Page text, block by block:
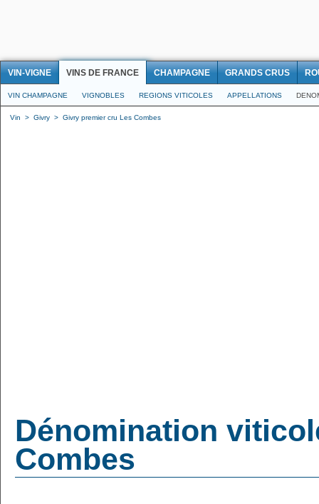
VIN-VIGNE VINS DE FRANCE CHAMPAGNE GRANDS CRUS
VIN CHAMPAGNE VIGNOBLES REGIONS VITICOLES APPELLATIONS
Vin > Givry > Givry premier cru Les Combes
Dénomination
Combes